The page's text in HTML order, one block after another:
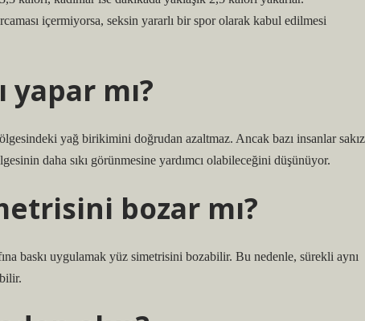
içermiyorsa, seksin yararlı bir spor olarak kabul edilmesi
yapar mı?
yağ birikimini doğrudan azaltmaz. Ancak bazı insanlar sakız
daha sıkı görünmesine yardımcı olabileceğini düşünüyor.
bozar mı?
baskı uygulamak yüz simetrisini bozabilir. Bu nedenle, sürekli aynı